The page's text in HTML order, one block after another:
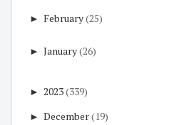
► February(25)
► January(26)
► 2023(339)
► December(19)